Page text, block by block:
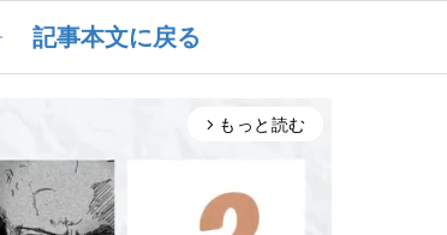
記事本文に戻る
arrow_forward_ios もっと読む